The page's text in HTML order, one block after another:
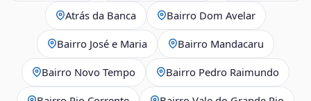
Atrás da Banca Bairro Dom Avelar
Bairro José e Maria Bairro Mandacaru
Bairro Novo Tempo Bairro Pedro Raimundo